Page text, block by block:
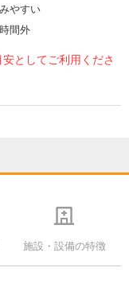
やすい
間外
としてご利用くださ
施設・設備の特徴